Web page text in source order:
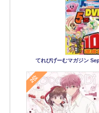
てれびげーむマガジン
2位